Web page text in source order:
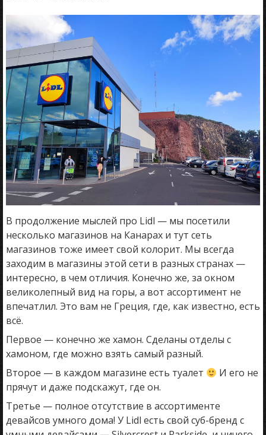
В продолжение мыслей про Lidl — мы посетили
несколько магазинов на Канарах и тут сеть
магазинов тоже имеет свой колорит. Мы всегда
заходим в магазины этой сети в разных странах —
интересно, в чем отличия. Конечно же, за окном
великолепный вид на горы, а вот ассортимент не
впечатлил. Это вам не Греция, где, как известно, есть
всё.
Первое — конечно же хамон. Сделаны отделы с
хамоном, где можно взять самый разный.
Второе — в каждом магазине есть туалет
И его не
прячут и даже подскажут, где он.
Третье — полное отсутствие в ассортименте
девайсов умного дома! У Lidl есть свой суб-бренд с